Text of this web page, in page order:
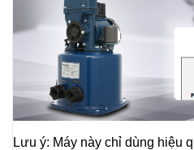
Lưu ý: Máy này chỉ dùng hiệu